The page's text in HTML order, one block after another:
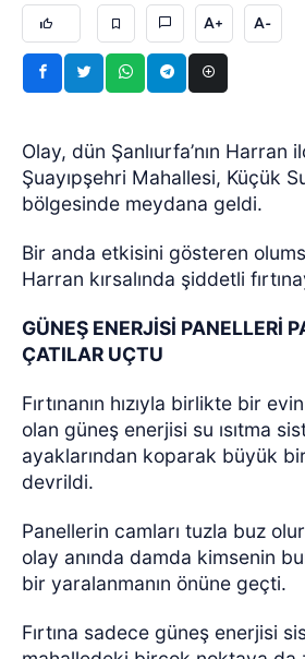
A+ A-
Olay, dün Şanlıurfa’nın Harran
Şuayıpşehri Mahallesi, Küçük
bölgesinde meydana geldi.
Bir anda etkisini gösteren
Harran kırsalında şiddetli
GÜNEŞ ENERJİSİ PANELLERİ
ÇATILAR UÇTU
Fırtınanın hızıyla birlikte bir
olan güneş enerjisi su ısıtma
ayaklarından koparak büyük
devrildi.
Panellerin camları tuzla buz
olay anında damda kimsenin
bir yaralanmanın önüne geçti.
Fırtına sadece güneş enerjisi